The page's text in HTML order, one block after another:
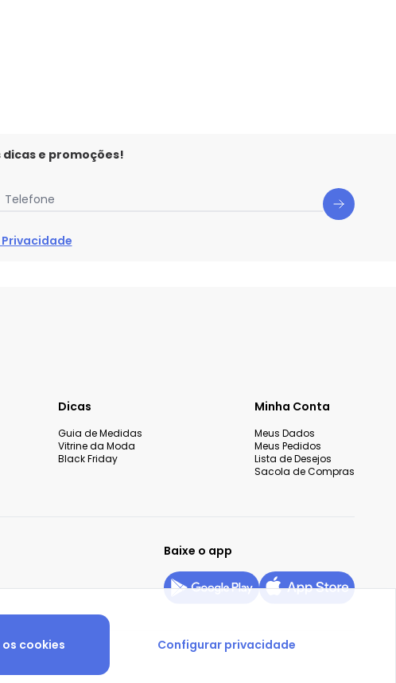
dicas e promoções!
Telefone
Dicas
Guia de Medidas
Vitrine da Moda
Black Friday
Minha Conta
Meus Dados
Meus Pedidos
Lista de Desejos
Sacola de Compras
Baixe o app
cookies Configurar privacidade